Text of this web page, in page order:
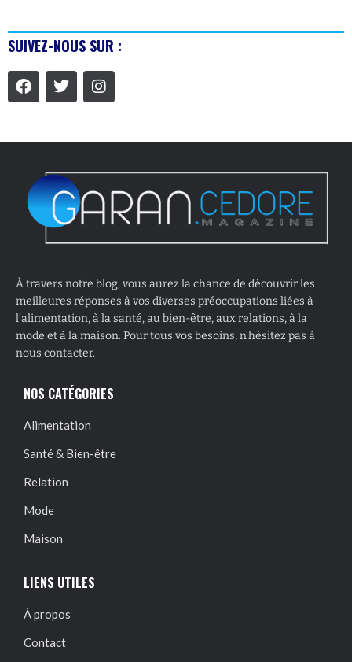
SUIVEZ-NOUS SUR :
À travers notre blog, vous aurez la chance de découvrir les
meilleures réponses à vos diverses préoccupations liées à
l’alimentation, à la santé, au bien-être, aux relations, à la
mode et à la maison. Pour tous vos besoins, n’hésitez pas à
nous contacter.
NOS CATÉGORIES
Alimentation
Santé & Bien-être
Relation
Mode
Maison
LIENS UTILES
À propos
Contact